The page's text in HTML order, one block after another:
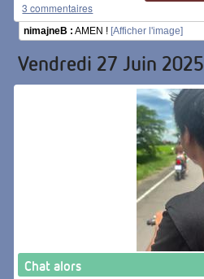
3 commentaires
nimajneB : AMEN ! [Afficher l'image]
Vendredi 27 Juin 2025
Chat alors